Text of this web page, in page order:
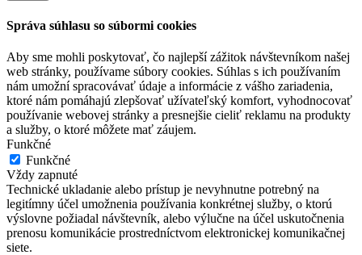
Správa súhlasu so súbormi cookies
Aby sme mohli poskytovať, čo najlepší zážitok návštevníkom našej
web stránky, používame súbory cookies. Súhlas s ich používaním
nám umožní spracovávať údaje a informácie z vášho zariadenia,
ktoré nám pomáhajú zlepšovať užívateľský komfort, vyhodnocovať
používanie webovej stránky a presnejšie cieliť reklamu na produkty
a služby, o ktoré môžete mať záujem.
Funkčné
Funkčné
Vždy zapnuté
Technické ukladanie alebo prístup je nevyhnutne potrebný na
legitímny účel umožnenia používania konkrétnej služby, o ktorú
výslovne požiadal návštevník, alebo výlučne na účel uskutočnenia
prenosu komunikácie prostredníctvom elektronickej komunikačnej
siete.